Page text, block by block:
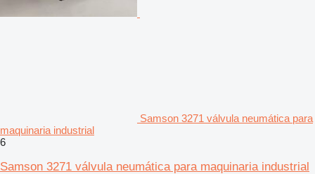
Samson 3271 válvula neumática para
maquinaria industrial
6
Samson 3271 válvula neumática para maquinaria industrial